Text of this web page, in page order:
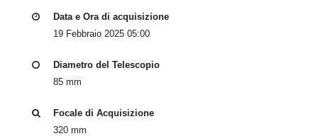
Data e Ora di acquisizione
19 Febbraio 2025 05:00
Diametro del Telescopio
85 mm
Focale di Acquisizione
320 mm